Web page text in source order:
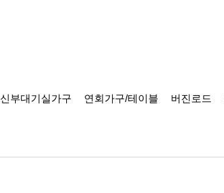
신부대기실가구 연회가구/테이블 버진로드